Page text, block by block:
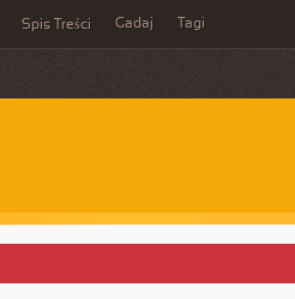
Spis Treści Gadaj Tagi